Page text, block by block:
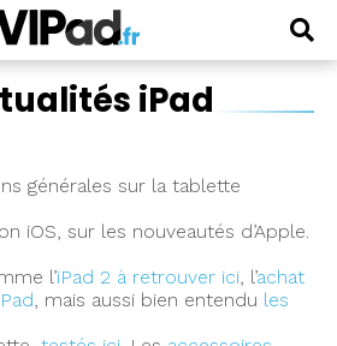
iPad
générales sur la tablette
iOS, sur les nouveautés d’Apple.
l’iPad 2 à retrouver ici, l’achat
, mais aussi bien entendu les